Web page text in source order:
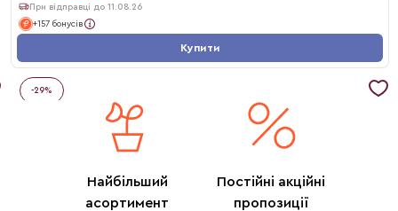
При відправці до 11.08.26
+157 бонусів
Купити
-29%
Найбільший
асортимент
Постійні акційні
пропозиції